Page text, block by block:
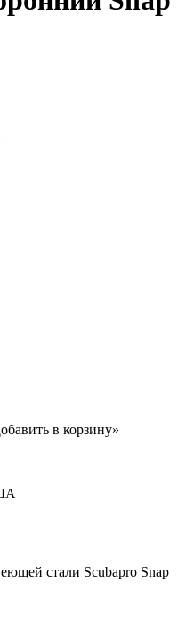
в корзину»
стали Scubapro Snap